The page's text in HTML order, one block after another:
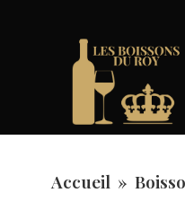
Accueil »